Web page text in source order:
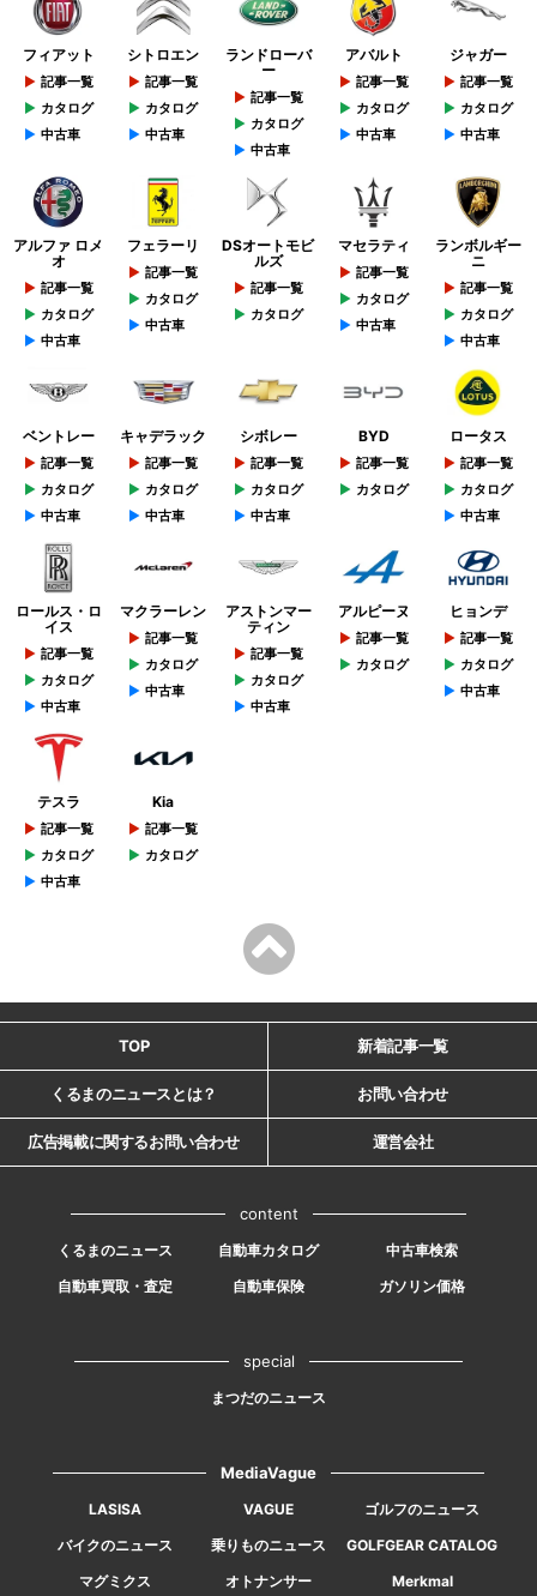
フィアット
記事一覧
カタログ
中古車
シトロエン
記事一覧
カタログ
中古車
ランドローバ
ー
記事一覧
カタログ
中古車
アバルト
記事一覧
カタログ
中古車
ジャガー
記事一覧
カタログ
中古車
アルファ ロメ
オ
記事一覧
カタログ
中古車
フェラーリ
記事一覧
カタログ
中古車
DSオートモビ
ルズ
記事一覧
カタログ
マセラティ
記事一覧
カタログ
中古車
ランボルギー
ニ
記事一覧
カタログ
中古車
ベントレー
記事一覧
カタログ
中古車
キャデラック
記事一覧
カタログ
中古車
シボレー
記事一覧
カタログ
中古車
BYD
記事一覧
カタログ
ロータス
記事一覧
カタログ
中古車
ロールス・ロ
イス
記事一覧
カタログ
中古車
マクラーレン
記事一覧
カタログ
中古車
アストンマー
ティン
記事一覧
カタログ
中古車
アルピーヌ
記事一覧
カタログ
ヒョンデ
記事一覧
カタログ
中古車
テスラ
記事一覧
カタログ
中古車
Kia
記事一覧
カタログ
TOP 新着記事一覧
くるまのニュースとは？ お問い合わせ
広告掲載に関するお問い合わせ 運営会社
content
くるまのニュース 自動車カタログ
中古車検索
自動車買取・査定
自動車保険 ガソリン価格
special
まつだのニュース
MediaVague
LASISA VAGUE
ゴルフのニュース
バイクのニュース
乗りものニュース
GOLFGEAR CATALOG
マグミクス
オトナンサー Merkmal